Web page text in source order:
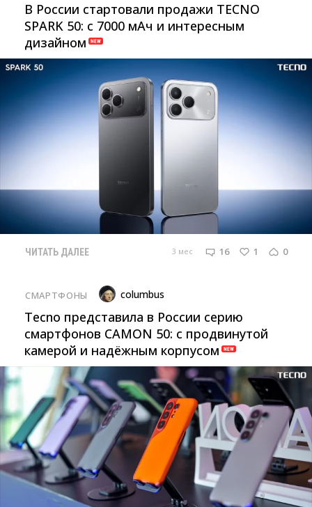
В России стартовали продажи TECNO
SPARK 50: с 7000 мАч и интересным
дизайном
ЧИТАТЬ ДАЛЕЕ 3 мес 16 1 0
СМАРТФОНЫ columbus
Tecno представила в России серию
смартфонов CAMON 50: с продвинутой
камерой и надёжным корпусом